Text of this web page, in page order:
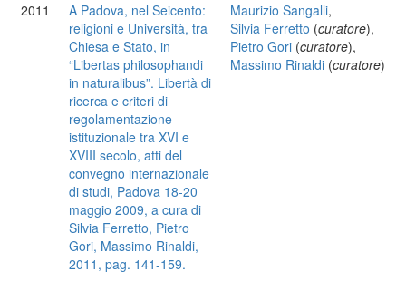
2011
A Padova, nel Seicento:
religioni e Università, tra
Chiesa e Stato, in
“Libertas philosophandi
in naturalibus”. Libertà di
ricerca e criteri di
regolamentazione
istituzionale tra XVI e
XVIII secolo, atti del
convegno internazionale
di studi, Padova 18-20
maggio 2009, a cura di
Silvia Ferretto, Pietro
Gori, Massimo Rinaldi,
2011, pag. 141-159.
Maurizio Sangalli,
Silvia Ferretto (curatore),
Pietro Gori (curatore),
Massimo Rinaldi (curatore)